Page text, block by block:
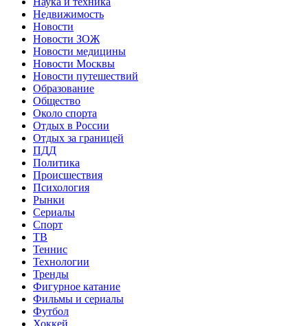
Недвижимость
Новости
Новости ЗОЖ
Новости медицины
Новости Москвы
Новости путешествий
Образование
Общество
Около спорта
Отдых в России
Отдых за границей
ПДД
Политика
Происшествия
Психология
Рынки
Сериалы
Спорт
ТВ
Теннис
Технологии
Тренды
Фигурное катание
Фильмы и сериалы
Футбол
Хоккей